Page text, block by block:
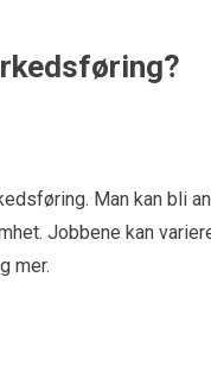
Man kan bli
Jobbene kan
mer.